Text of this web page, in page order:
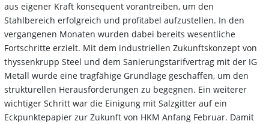
aus eigener Kraft konsequent vorantreiben, um den
Stahlbereich erfolgreich und profitabel aufzustellen. In den
vergangenen Monaten wurden dabei bereits wesentliche
Fortschritte erzielt. Mit dem industriellen Zukunftskonzept von
thyssenkrupp Steel und dem Sanierungstarifvertrag mit der IG
Metall wurde eine tragfähige Grundlage geschaffen, um den
strukturellen Herausforderungen zu begegnen. Ein weiterer
wichtiger Schritt war die Einigung mit Salzgitter auf ein
Eckpunktepapier zur Zukunft von HKM Anfang Februar. Damit